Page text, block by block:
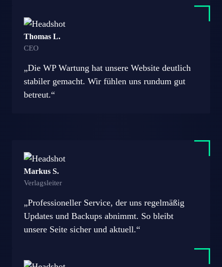
Thomas L.
CEO
„Die WP Wartung hat unsere Website deutlich
stabiler gemacht. Wir fühlen uns rundum gut
betreut.“
Markus S.
Verlagsleiter
„Professioneller Service, der uns regelmäßig
Updates und Backups abnimmt. So bleibt
unsere Seite sicher und aktuell.“